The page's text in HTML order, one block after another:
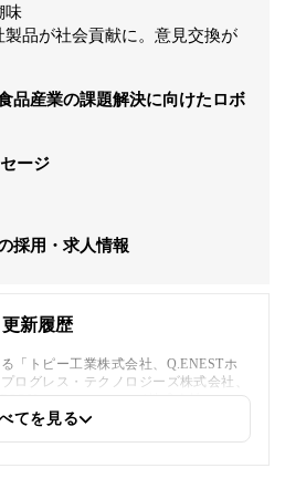
味
製品が社会貢献に。意見交換が
品産業の課題解決に向けたロボ
ージ
採用・求人情報
更新履歴
「トピー工業株式会社、Q.ENESTホ
ログレス・テクノロジーズ株式会社、
、オーティファイ株式会社」への
てを見る